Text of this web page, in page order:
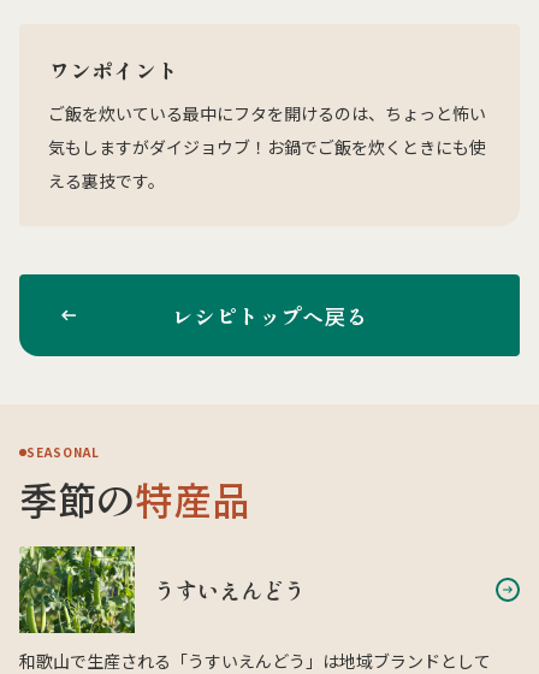
ワンポイント
ご飯を炊いている最中にフタを開けるのは、ちょっと怖い
気もしますがダイジョウブ！お鍋でご飯を炊くときにも使
える裏技です。
レシピトップへ戻る
SEASONAL
季節の特産品
うすいえんどう
和歌山で生産される「うすいえんどう」は地域ブランドとして